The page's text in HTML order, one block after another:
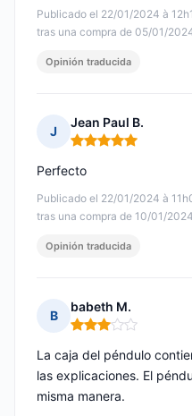
Publicado el 22/01/2024 à
tras una compra de 05/01/
Opinión traducida
J
Jean Paul B.
Nota: 5 de 5
Publicado el 22/01/2024 à
tras una compra de 10/01/2024
Perfecto
Opinión traducida
B
babeth M.
Nota: 3 de 5
La caja del péndulo
las explicaciones. El
misma manera.